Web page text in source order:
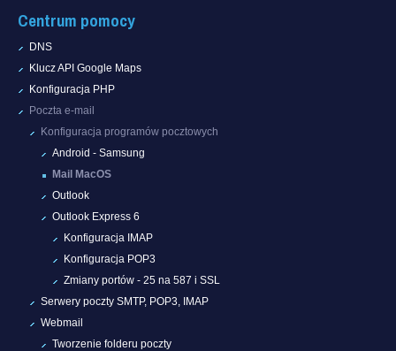
Centrum pomocy
DNS
Klucz API Google Maps
Konfiguracja PHP
Poczta e-mail
Konfiguracja programów pocztowych
Android - Samsung
Mail MacOS
Outlook
Outlook Express 6
Konfiguracja IMAP
Konfiguracja POP3
Zmiany portów - 25 na 587 i SSL
Serwery poczty SMTP, POP3, IMAP
Webmail
Tworzenie folderu poczty